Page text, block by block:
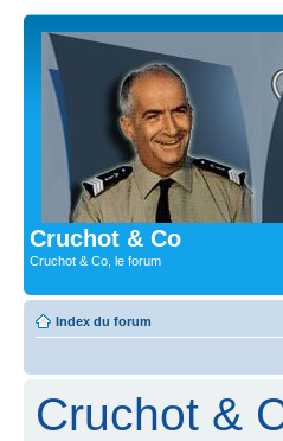
Cruchot & Co
Cruchot & Co, le forum
Index du forum
Cruchot &